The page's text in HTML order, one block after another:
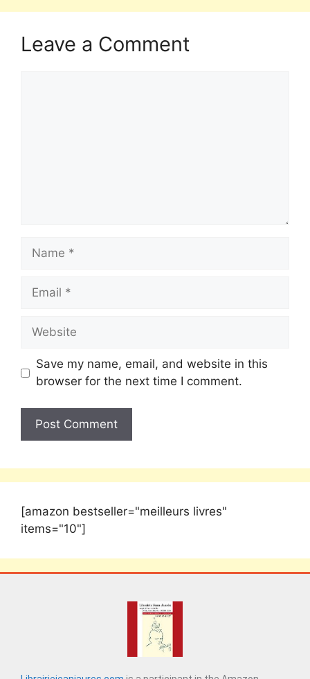
Leave a Comment
Save my name, email, and website in this
browser for the next time I comment.
[amazon bestseller="meilleurs livres"
items="10"]